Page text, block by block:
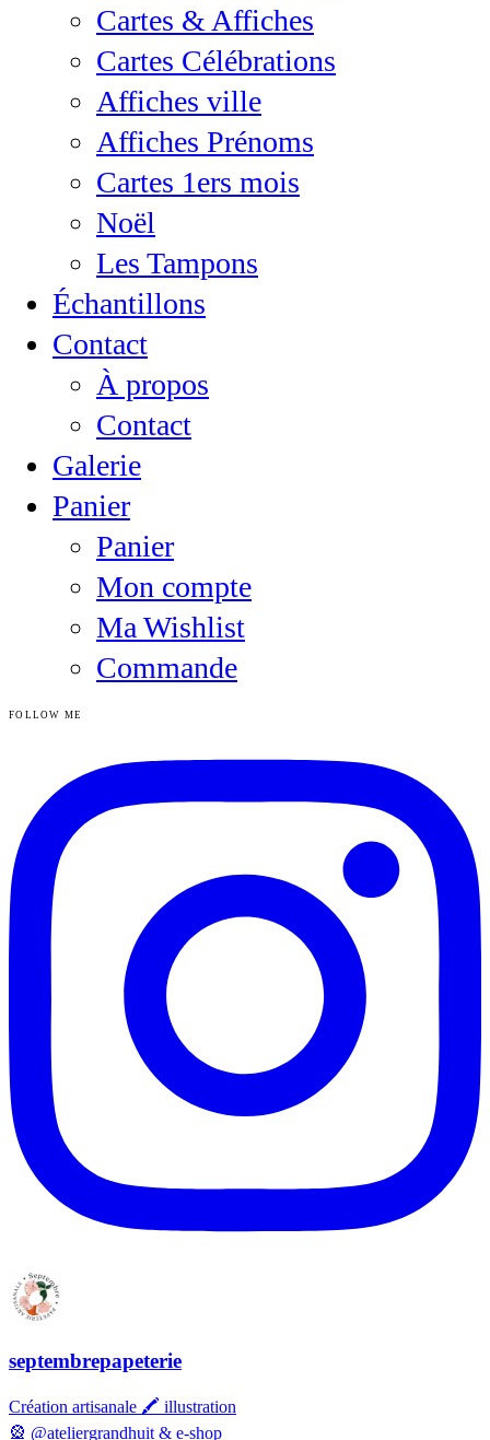
Cartes & Affiches
Cartes Célébrations
Affiches ville
Affiches Prénoms
Cartes 1ers mois
Noël
Les Tampons
Échantillons
Contact
À propos
Contact
Galerie
Panier
Panier
Mon compte
Ma Wishlist
Commande
FOLLOW ME
septembrepapeterie
Création artisanale 🖍️ illustration
🎡 @ateliergrandhuit & e-shop